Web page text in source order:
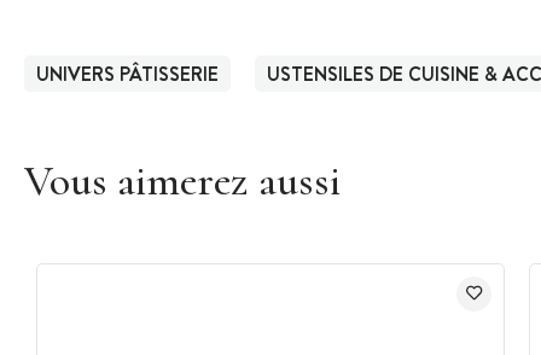
UNIVERS PÂTISSERIE USTENSILES DE CUISINE &
Vous aimerez aussi